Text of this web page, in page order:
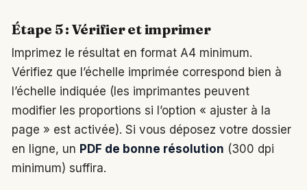
Étape 5 : Vérifier et imprimer
Imprimez le résultat en format A4 minimum.
Vérifiez que l’échelle imprimée correspond bien à
l’échelle indiquée (les imprimantes peuvent
modifier les proportions si l’option « ajuster à la
page » est activée). Si vous déposez votre dossier
en ligne, un PDF de bonne résolution (300 dpi
minimum) suffira.